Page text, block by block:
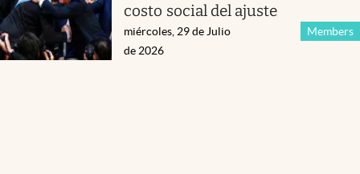
costo social del ajuste
Members
miércoles, 29 de Julio
de 2026